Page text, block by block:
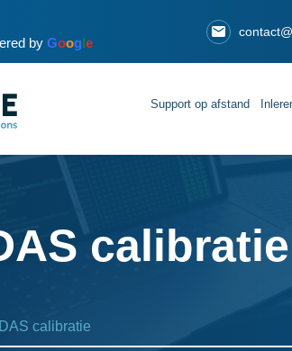
by Google
Support op afstand
calibratie
calibratie